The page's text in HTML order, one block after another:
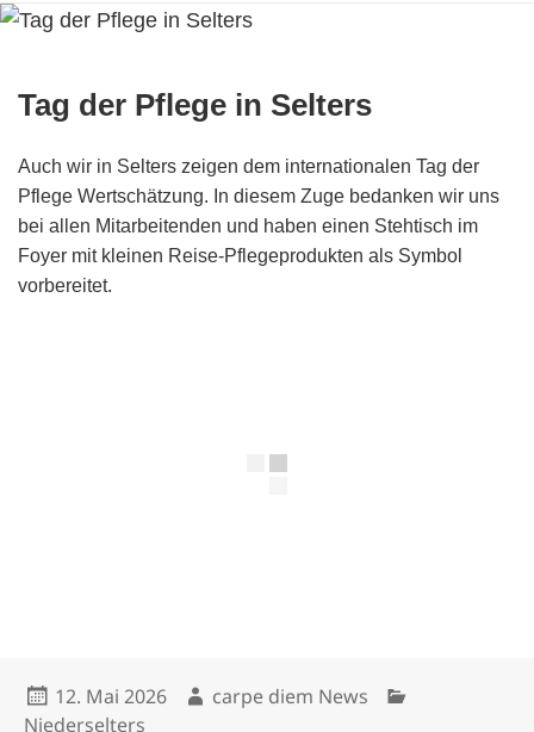
Tag der Pflege in Selters
Auch wir in Selters zeigen dem internationalen Tag der
Pflege Wertschätzung. In diesem Zuge bedanken wir uns
bei allen Mitarbeitenden und haben einen Stehtisch im
Foyer mit kleinen Reise-Pflegeprodukten als Symbol
vorbereitet.
Veröffentlicht
12. Mai 2026 Autor
carpe diem News
Niederselters